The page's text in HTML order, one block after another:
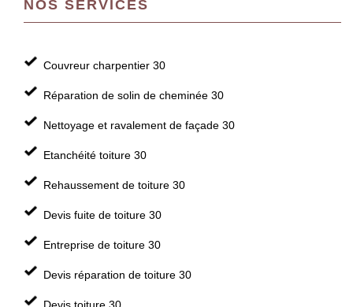
NOS SERVICES
Couvreur charpentier 30
Réparation de solin de cheminée 30
Nettoyage et ravalement de façade 30
Etanchéité toiture 30
Rehaussement de toiture 30
Devis fuite de toiture 30
Entreprise de toiture 30
Devis réparation de toiture 30